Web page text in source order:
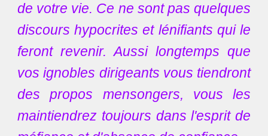
de votre vie. Ce ne sont pas quelques
discours hypocrites et lénifiants qui le
feront revenir. Aussi longtemps que
vos ignobles dirigeants vous tiendront
des propos mensongers, vous les
maintiendrez toujours dans l'esprit de